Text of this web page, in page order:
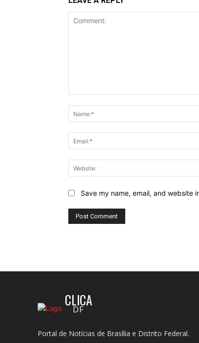
Save my name, email, and website
CLICA
DF
Portal de Notícias de Brasília e Distrito Federal.